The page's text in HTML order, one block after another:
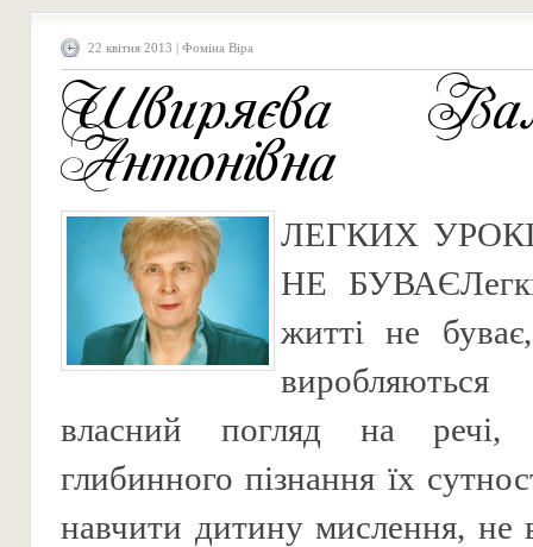
22 квітня 2013 | Фоміна Віра
Швиряєва
Антонівна
ЛЕГКИХ
НЕ
житті не
власний погляд на речі,
глибинного пізнання їх
навчити дитину мислення,